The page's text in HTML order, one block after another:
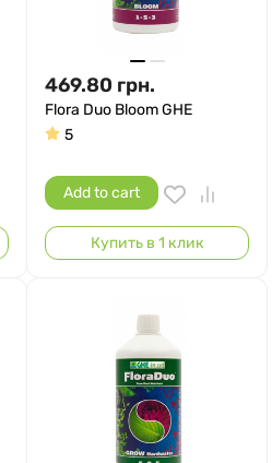
469.80 грн.
Flora Duo Bloom GHE
5
Add to cart
Купить в 1 клик